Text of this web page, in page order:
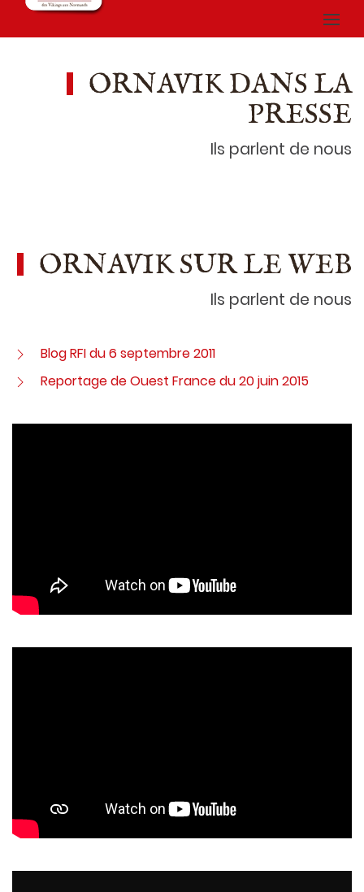
ORNAVIK DANS LA
PRESSE
Ils parlent de nous
ORNAVIK SUR LE WEB
Ils parlent de nous
Blog RFI du 6 septembre 2011
Reportage de Ouest France du 20 juin 2015